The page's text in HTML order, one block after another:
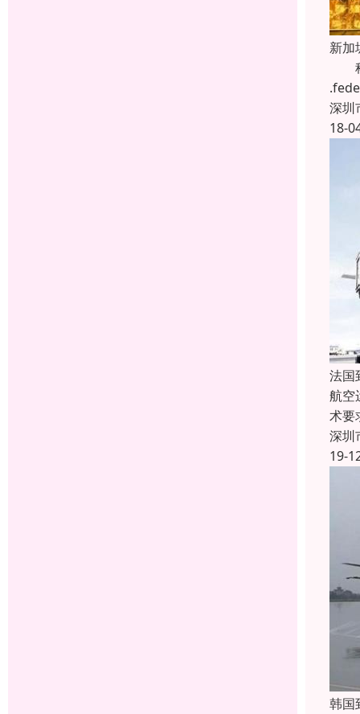
新加
科
深圳
18-
法国
航空
术要
深圳
19-
韩国